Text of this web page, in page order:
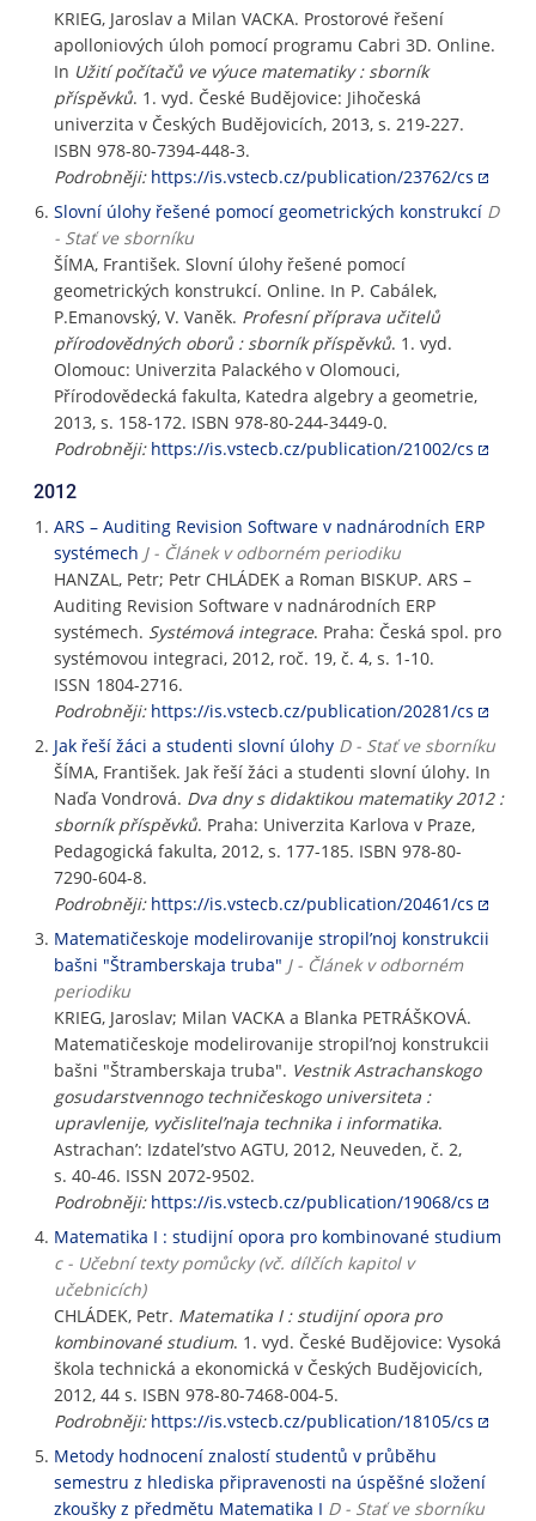
KRIEG, Jaroslav a Milan VACKA. Prostorové řešení
apolloniových úloh pomocí programu Cabri 3D. Online.
In Užití počítačů ve výuce matematiky : sborník
příspěvků. 1. vyd. České Budějovice: Jihočeská
univerzita v Českých Budějovicích, 2013, s. 219-227.
ISBN 978-80-7394-448-3.
Podrobněji: https://is.vstecb.cz/publication/23762/cs
Slovní úlohy řešené pomocí geometrických konstrukcí D
- Stať ve sborníku
ŠÍMA, František. Slovní úlohy řešené pomocí
geometrických konstrukcí. Online. In P. Cabálek,
P.Emanovský, V. Vaněk. Profesní příprava učitelů
přírodovědných oborů : sborník příspěvků. 1. vyd.
Olomouc: Univerzita Palackého v Olomouci,
Přírodovědecká fakulta, Katedra algebry a geometrie,
2013, s. 158-172. ISBN 978-80-244-3449-0.
Podrobněji: https://is.vstecb.cz/publication/21002/cs
2012
ARS – Auditing Revision Software v nadnárodních ERP
systémech J - Článek v odborném periodiku
HANZAL, Petr; Petr CHLÁDEK a Roman BISKUP. ARS –
Auditing Revision Software v nadnárodních ERP
systémech. Systémová integrace. Praha: Česká spol. pro
systémovou integraci, 2012, roč. 19, č. 4, s. 1-10.
ISSN 1804-2716.
Podrobněji: https://is.vstecb.cz/publication/20281/cs
Jak řeší žáci a studenti slovní úlohy D - Stať ve sborníku
ŠÍMA, František. Jak řeší žáci a studenti slovní úlohy. In
Naďa Vondrová. Dva dny s didaktikou matematiky 2012 :
sborník příspěvků. Praha: Univerzita Karlova v Praze,
Pedagogická fakulta, 2012, s. 177-185. ISBN 978-80-
7290-604-8.
Podrobněji: https://is.vstecb.cz/publication/20461/cs
Matematičeskoje modelirovanije stropil’noj konstrukcii
bašni "Štramberskaja truba" J - Článek v odborném
periodiku
KRIEG, Jaroslav; Milan VACKA a Blanka PETRÁŠKOVÁ.
Matematičeskoje modelirovanije stropil’noj konstrukcii
bašni "Štramberskaja truba". Vestnik Astrachanskogo
gosudarstvennogo techničeskogo universiteta :
upravlenije, vyčislitel’naja technika i informatika.
Astrachan’: Izdatel’stvo AGTU, 2012, Neuveden, č. 2,
s. 40-46. ISSN 2072-9502.
Podrobněji: https://is.vstecb.cz/publication/19068/cs
Matematika I : studijní opora pro kombinované studium
c - Učební texty pomůcky (vč. dílčích kapitol v
učebnicích)
CHLÁDEK, Petr. Matematika I : studijní opora pro
kombinované studium. 1. vyd. České Budějovice: Vysoká
škola technická a ekonomická v Českých Budějovicích,
2012, 44 s. ISBN 978-80-7468-004-5.
Podrobněji: https://is.vstecb.cz/publication/18105/cs
Metody hodnocení znalostí studentů v průběhu
semestru z hlediska připravenosti na úspěšné složení
zkoušky z předmětu Matematika I D - Stať ve sborníku